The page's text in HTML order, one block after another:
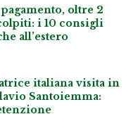
oltre 2
i 10 consigli
all’estero
italiana visita in
Santoiemma: